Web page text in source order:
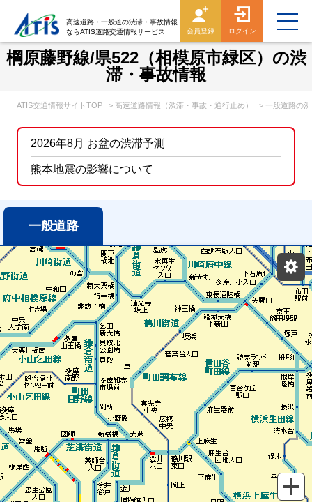
高速道路・一般道の渋滞・事故情報
ならATIS道路交通情報サービス
会員登録 ログイン
棡原藤野線/県522（相模原市緑区）の渋
滞・事故情報
ATIS交通情報サイトTOP > 高速道路情報（渋滞・事故・通行止め） > 一般道路の
2026年8月 お盆の渋滞予測
熊本地震の影響について
一般道路
表示設定
混雑 渋滞 通行止め
チェーン規制等
規制情報
事故 規制 通行止め